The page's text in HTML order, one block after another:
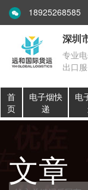
18925268585
深圳
专业
出口
首
页
电子烟快
递
电
文章